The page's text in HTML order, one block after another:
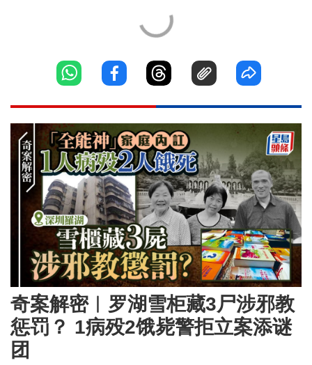
奇案解密︱罗湖雪柜藏3尸涉邪教
惩罚？ 1病殁2饿毙警拒立案添谜
团